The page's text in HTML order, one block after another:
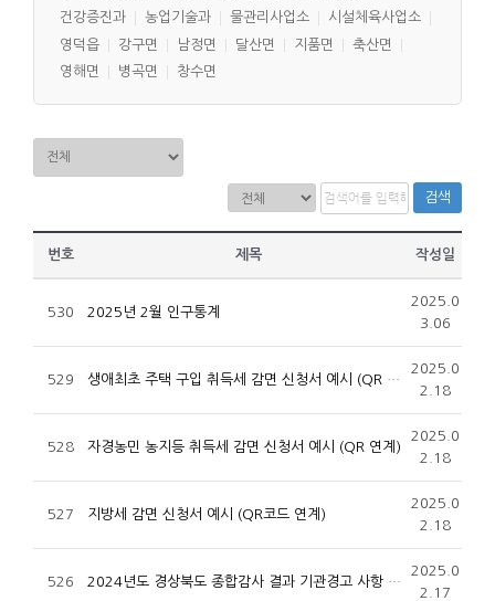
건강증진과
농업기술과 물관리사업소
시설체육사업소
영덕읍
강구면 남정면 달산면 지품면
축산면
영해면
병곡면 창수면
검색
번호 제목 작성일
530 2025년 2월 인구통계
2025.0
3.06
529 생애최초 주택 구입 취득세 감면 신청서 예시 (QR 연계)
2025.0
2.18
528 자경농민 농지등 취득세 감면 신청서 예시 (QR 연계)
2025.0
2.18
527 지방세 감면 신청서 예시 (QR코드 연계)
2025.0
2.18
526 2024년도 경상북도 종합감사 결과 기관경고 사항 공개
2025.0
2.17